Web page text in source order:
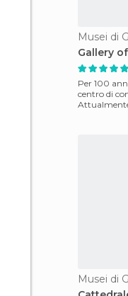
Musei di
Gallery
Per 100
centro di
Musei di